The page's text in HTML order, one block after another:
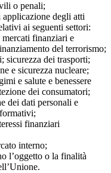
o penali;
degli atti
ai seguenti settori:
finanziari e
del terrorismo;
sicurezza dei trasporti;
e sicurezza nucleare;
e salute e benessere
dei consumatori;
dei dati personali e
finanziari
interno;
l’oggetto o la finalità